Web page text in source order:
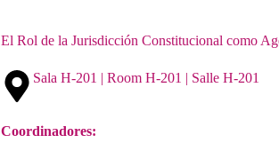
El Rol de la Jurisdicción Constitucional como
Sala H-201 | Room H-201 | Salle H-201
Coordinadores: